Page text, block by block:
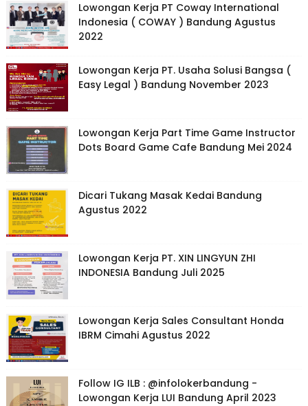
Lowongan Kerja PT Coway International
Indonesia ( COWAY ) Bandung Agustus
2022
Lowongan Kerja PT. Usaha Solusi Bangsa (
Easy Legal ) Bandung November 2023
Lowongan Kerja Part Time Game Instructor
Dots Board Game Cafe Bandung Mei 2024
Dicari Tukang Masak Kedai Bandung
Agustus 2022
Lowongan Kerja PT. XIN LINGYUN ZHI
INDONESIA Bandung Juli 2025
Lowongan Kerja Sales Consultant Honda
IBRM Cimahi Agustus 2022
Follow IG ILB : @infolokerbandung -
Lowongan Kerja LUI Bandung April 2023